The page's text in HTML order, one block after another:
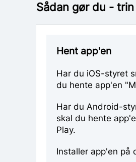
Bag MinSundhed står
Sådan gør du -
Hent app'en
Har du iOS-styret
du hente app'en
Har du Android-
skal du hente
Play.
Installer app'en på